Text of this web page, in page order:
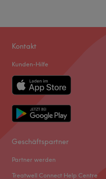
Kontakt
Kunden-Hilfe
Geschäftspartner
Partner werden
Treatwell Connect Help Centre